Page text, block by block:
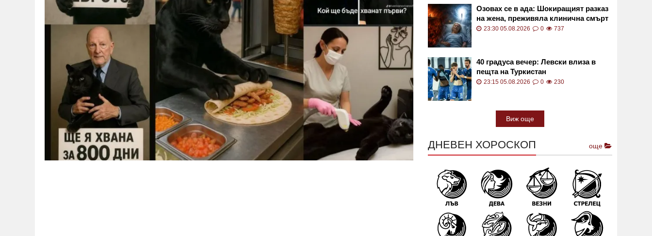
Озовах се в ада: Шокиращият разказ
на жена, преживяла клинична смърт
23:30 05.08.2026 0 737
40 градуса вечер: Левски влиза в
пещта на Туркистан
23:15 05.08.2026 0 230
Виж още
ДНЕВЕН ХОРОСКОП още